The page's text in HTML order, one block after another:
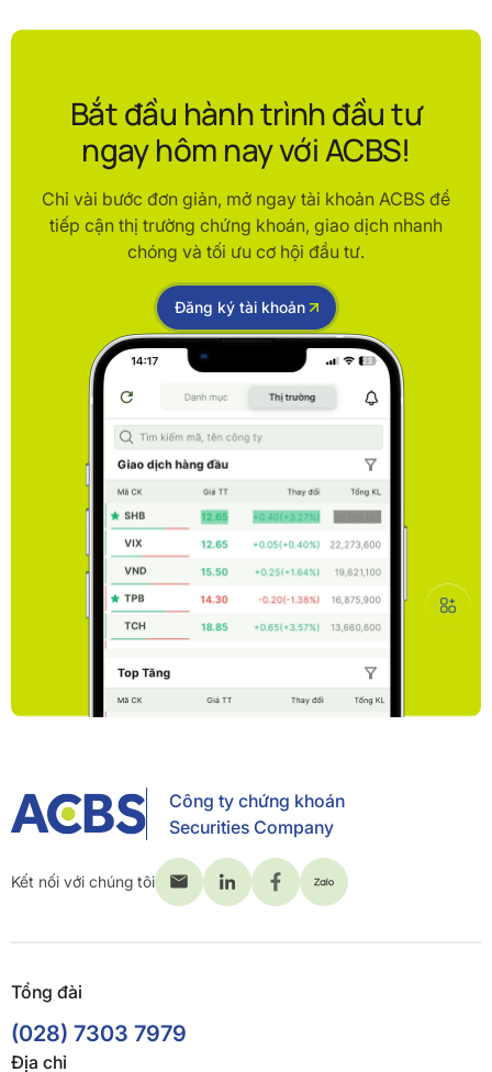
Bắt đầu hành trình đầu tư
ngay hôm nay với ACBS!
Chỉ vài bước đơn giản, mở ngay tài khoản ACBS để
tiếp cận thị trường chứng khoán, giao dịch nhanh
chóng và tối ưu cơ hội đầu tư.
Đăng ký tài khoản
Công ty chứng khoán
Securities Company
Kết nối với chúng tôi
Tổng đài
(028) 7303 7979
Địa chỉ